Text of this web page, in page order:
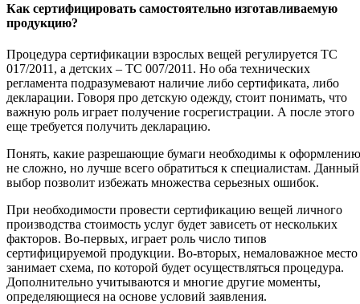
Как сертифицировать самостоятельно изготавливаемую
продукцию?
Процедура сертификации взрослых вещей регулируется ТС
017/2011, а детских – ТС 007/2011. Но оба технических
регламента подразумевают наличие либо сертификата, либо
декларации. Говоря про детскую одежду, стоит понимать, что
важную роль играет получение госрегистрации. А после этого
еще требуется получить декларацию.
Понять, какие разрешающие бумаги необходимы к оформлению
не сложно, но лучше всего обратиться к специалистам. Данный
выбор позволит избежать множества серьезных ошибок.
При необходимости провести сертификацию вещей личного
производства стоимость услуг будет зависеть от нескольких
факторов. Во-первых, играет роль число типов
сертифицируемой продукции. Во-вторых, немаловажное место
занимает схема, по которой будет осуществляться процедура.
Дополнительно учитываются и многие другие моменты,
определяющиеся на основе условий заявления.